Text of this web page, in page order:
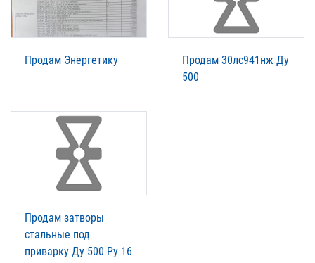
Продам Энергетику
Продам 30лс941нж Ду
500
Продам затворы
стальные под
приварку Ду 500 Ру 16